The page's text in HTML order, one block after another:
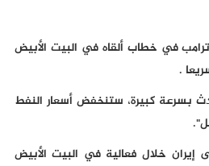
ترامب في خطاب ألقاه في البيت الأبيض
.
بسرعة كبيرة، ستنخفض أسعار النفط
إيران خلال فعالية في البيت الأبيض